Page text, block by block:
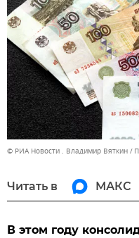
© РИА Новости . Владимир Вяткин
Читать в МАКС
В этом году